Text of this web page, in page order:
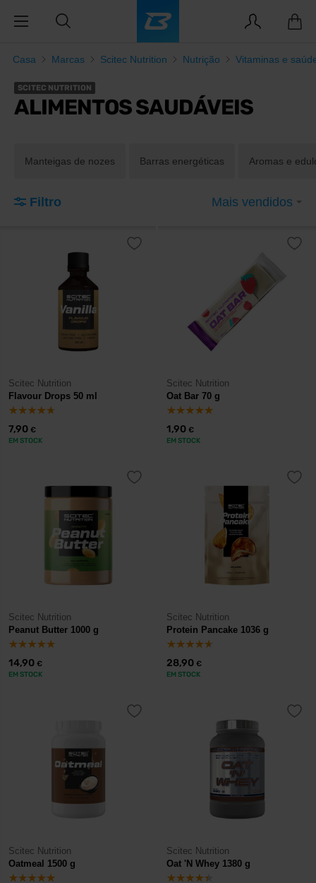
Casa Marcas Scitec Nutrition Nutrição Vitaminas e
SCITEC NUTRITION
ALIMENTOS SAUDÁVEIS
Manteigas de nozes Barras energéticas Aromas e
Filtro Mais vendidos
Scitec Nutrition
Flavour Drops 50 ml
7,90 €
EM STOCK
Scitec Nutrition
Oat Bar 70 g
1,90 €
EM STOCK
Scitec Nutrition
Peanut Butter 1000 g
14,90 €
EM STOCK
Scitec Nutrition
Protein Pancake 1036 g
28,90 €
EM STOCK
Scitec Nutrition
Oatmeal 1500 g
Scitec Nutrition
Oat 'N Whey 1380 g